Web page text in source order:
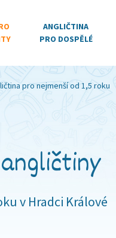
ANGLIČTINA
PRO DOSPĚLÉ
pronejmenší od 1,5 roku
v Hradci Králové